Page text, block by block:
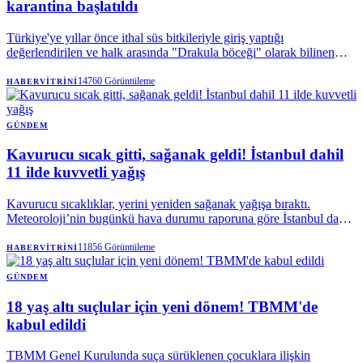
karantina başlatıldı
Türkiye'ye yıllar önce ithal süs bitkileriyle giriş yaptığı
değerlendirilen ve halk arasında "Drakula böceği" olarak bilinen
kaynaklarından fındığı tehdit etmeyi sürdürüyor. Trabzon'da
başlayan mücadele devam ederken, böceğin son olarak Rize'de
görülmesi üzerine bölgede karantina tedbirleri uygulamaya alındı.
HABERVITRINI14760 Görüntüleme
GÜNDEM
Kavurucu sıcak gitti, sağanak geldi! İstanbul dahil
11 ilde kuvvetli yağış
Kavurucu sıcaklıklar, yerini yeniden sağanak yağışa bıraktı.
Meteoroloji’nin bugünkü hava durumu raporuna göre İstanbul dahil
illerde kuvvetli olacak? Kaç gün sürecek? İşte son uyarılar…
HABERVITRINI11856 Görüntüleme
GÜNDEM
18 yaş altı suçlular için yeni dönem! TBMM'de
kabul edildi
TBMM Genel Kurulunda suça sürüklenen çocuklara ilişkin